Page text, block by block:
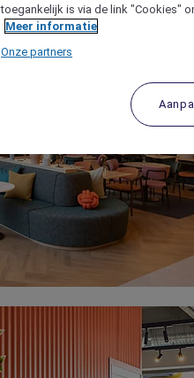
toegankelijk is via de link "Cookies"
Meer informatie
Onze partners